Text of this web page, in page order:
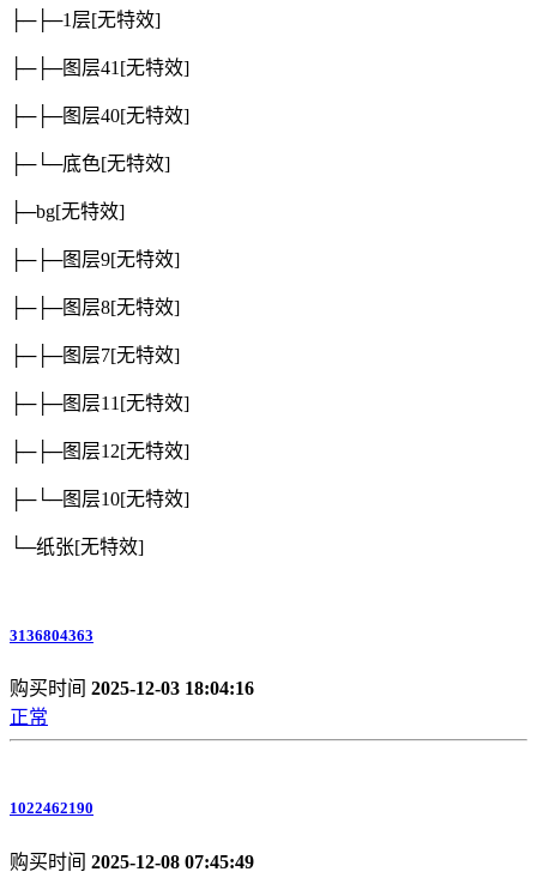
├─├─1层[无特效]
├─├─图层41 [无特效]
├─├─图层40[无特效]
├─└─底色[无特效]
├─bg[无特效]
├─├─图层9[无特效]
├─├─图层8[无特效]
├─├─图层7[无特效]
├─├─图层11 [无特效]
├─├─图层12[无特效]
├─└─图层10[无特效]
└─纸张[无特效]
3136804363
购买时间 2025-12-03 18:04:16
正常
1022462190
购买时间 2025-12-08 07:45:49